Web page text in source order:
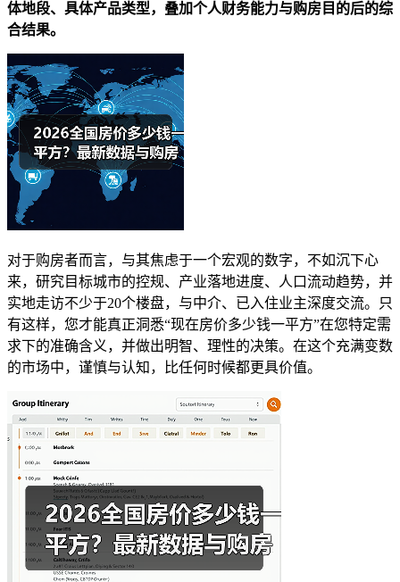
体地段、具体产品类型，叠加个人财务能力与购房目的后的综
合结果。
对于购房者而言，与其焦虑于一个宏观的数字，不如沉下心
来，研究目标城市的控规、产业落地进度、人口流动趋势，并
实地走访不少于20个楼盘，与中介、已入住业主深度交流。只
有这样，您才能真正洞悉“现在房价多少钱一平方”在您特定需
求下的准确含义，并做出明智、理性的决策。在这个充满变数
的市场中，谨慎与认知，比任何时候都更具价值。